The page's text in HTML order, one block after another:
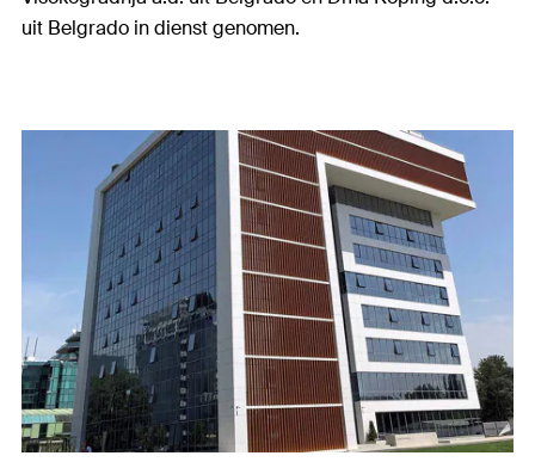
uit Belgrado in dienst genomen.